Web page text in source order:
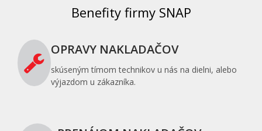
Benefity firmy SNAP
OPRAVY NAKLADAČOV
skúseným tímom technikov u nás na dielni, alebo
výjazdom u zákazníka.